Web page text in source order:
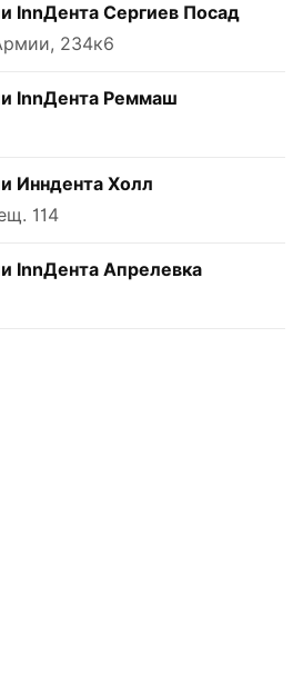
InnДента Сергиев Посад
234к6
InnДента Реммаш
Инндента Холл
114
InnДента Апрелевка